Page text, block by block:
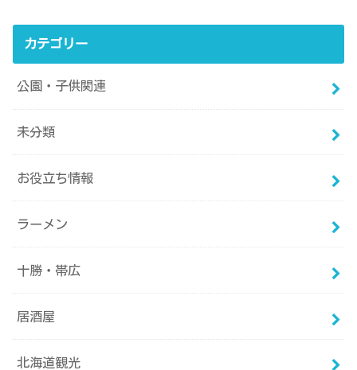
カテゴリー
公園・子供関連
未分類
お役立ち情報
ラーメン
十勝・帯広
居酒屋
北海道観光